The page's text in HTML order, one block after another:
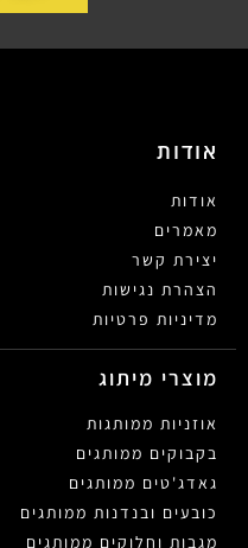
אודות
אודות
מאמרים
יצירת קשר
הצהרת נגישות
מדיניות פרטיות
מוצרי מיתוג
אוזניות ממותגות
בקבוקים ממותגים
גאדג'טים ממותגים
כובעים ובנדנות ממותגים
מגבות וחלוקים ממותגים